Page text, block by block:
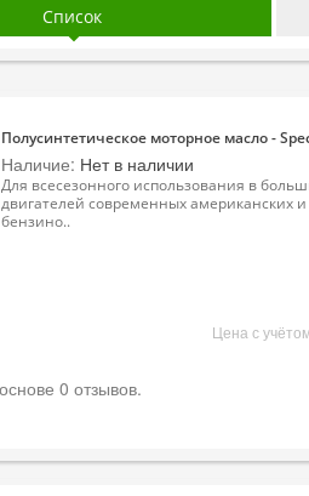
Список
Полусинтетическое моторное масло -
Наличие: Нет в наличии
Для всесезонного использования в
двигателей современных американских и
бензино..
Цена с